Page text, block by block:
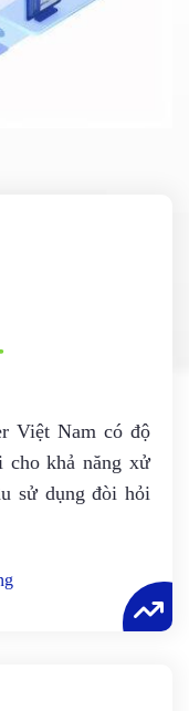
Việt Nam có độ
cho khả năng xử
sử dụng đòi hỏi